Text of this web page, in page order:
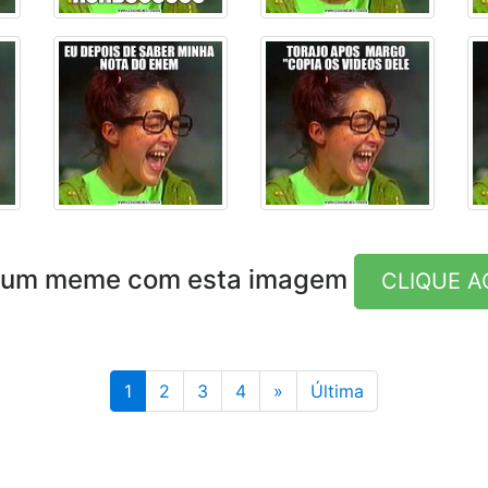
meme com esta imagem CLIQUE
1 2 3 4 » ÚltimaÚltima